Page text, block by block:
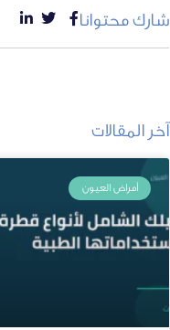
شارك محتوانا
آخر المقالات
أمراض العيون